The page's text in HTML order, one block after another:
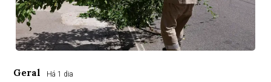
Geral Há 1 dia